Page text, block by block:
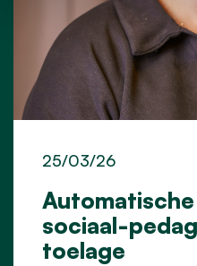
sociaal-
toelage
25/03/26